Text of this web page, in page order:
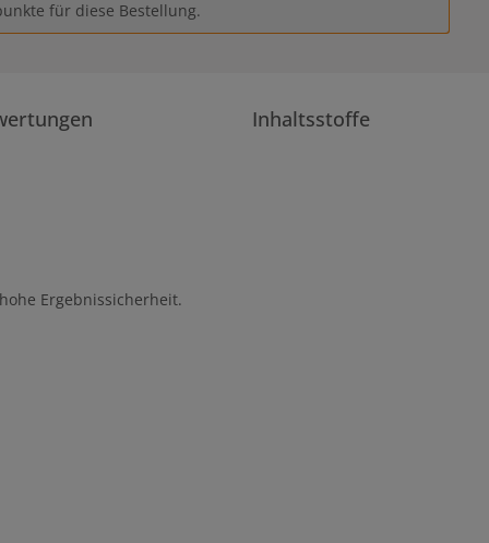
für diese Bestellung.
Inhaltsstoffe
Ergebnissicherheit.